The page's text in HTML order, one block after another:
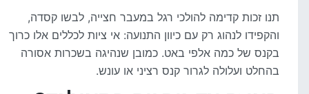
תנו זכות קדימה להולכי רגל במעבר חצייה, לבשו קסדה,
והקפידו לנהוג רק עם כיוון התנועה: אי ציות לכללים אלו כרוך
בקנס של כמה אלפי באט. כמובן שנהיגה בשכרות אסורה
בהחלט ועלולה לגרור קנס רציני או עונש.